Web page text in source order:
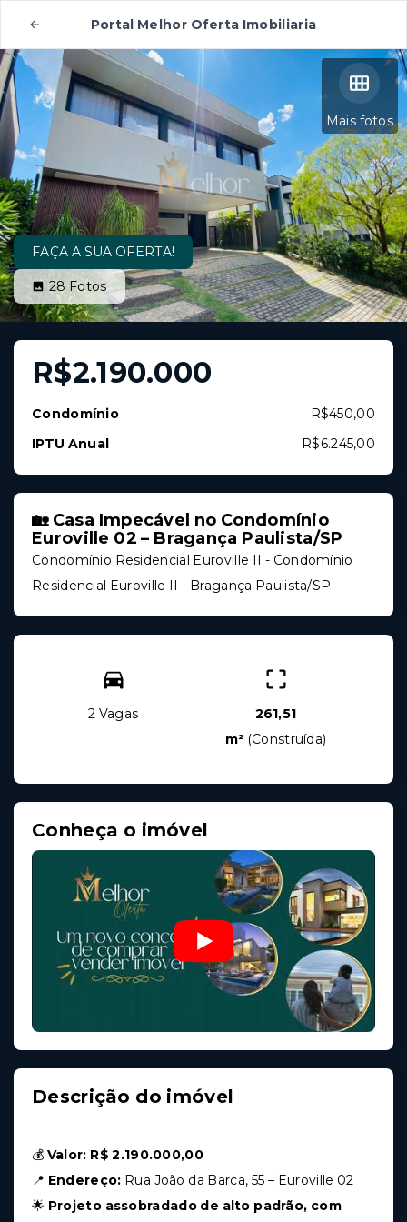
Portal Melhor Oferta Imobiliaria
Mais fotos
FAÇA A SUA OFERTA!
28Fotos
R$2.190.000
Condomínio
R$450,00
IPTU Anual
R$6.245,00
🏡 Casa Impecável no Condomínio
Euroville 02 – Bragança Paulista/SP
Condomínio Residencial Euroville II - Condomínio
Residencial Euroville II - Bragança Paulista/SP
2 Vagas
261,51
m² (Construída)
Conheça o imóvel
Descrição do imóvel
💰 Valor: R$ 2.190.000,00
📍 Endereço: Rua João da Barca, 55 – Euroville 02
🌟 Projeto assobradado de alto padrão, com